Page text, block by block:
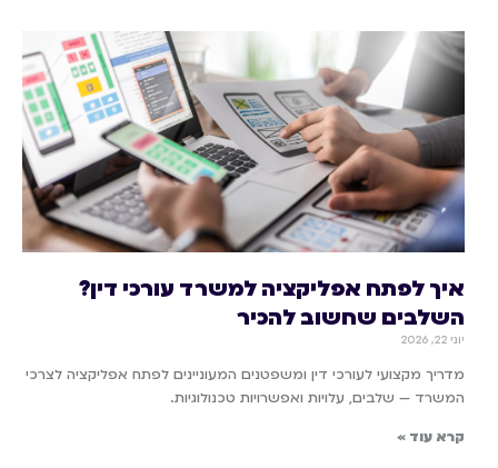
איך לפתח אפליקציה למשרד עורכי דין?
השלבים שחשוב להכיר
יוני 22, 2026
מדריך מקצועי לעורכי דין ומשפטנים המעוניינים לפתח אפליקציה לצרכי
המשרד — שלבים, עלויות ואפשרויות טכנולוגיות.
קרא עוד »